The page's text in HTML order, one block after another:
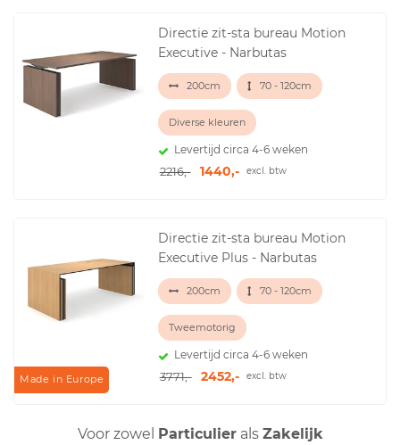
Directie zit-sta bureau Motion
Executive - Narbutas
200cm 70 - 120cm
Diverse kleuren
Levertijd circa 4-6 weken
2216,- 1440,- excl. btw
Made in Europe
Directie zit-sta bureau Motion
Executive Plus - Narbutas
200cm 70 - 120cm
Tweemotorig
Levertijd circa 4-6 weken
3771,- 2452,- excl. btw
Voor zowel Particulierals Zakelijk